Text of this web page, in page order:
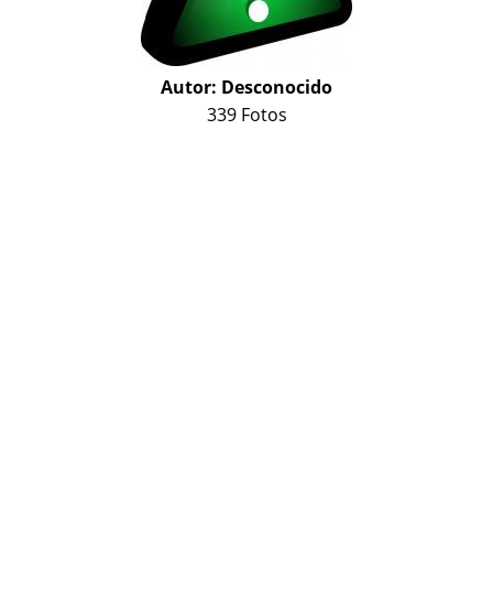
Autor: Desconocido
339 Fotos